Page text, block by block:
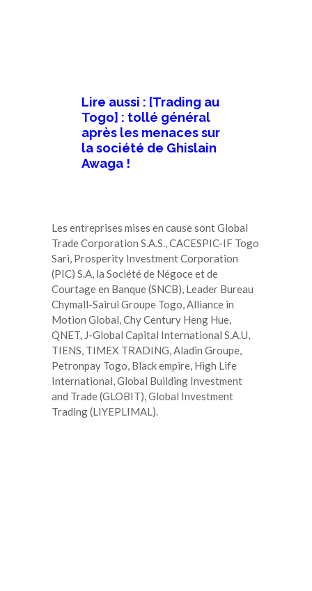
Lire aussi : [Trading au
Togo] : tollé général
après les menaces sur
la société de Ghislain
Awaga !
Les entreprises mises en cause sont Global
Trade Corporation S.A.S., CACESPIC-IF Togo
Sari, Prosperity Investment Corporation
(PIC) S.A, la Société de Négoce et de
Courtage en Banque (SNCB), Leader Bureau
Chymall-Sairui Groupe Togo, Alliance in
Motion Global, Chy Century Heng Hue,
QNET, J-Global Capital International S.A.U,
TIENS, TIMEX TRADING, Aladin Groupe,
Petronpay Togo, Black empire, High Life
International, Global Building Investment
and Trade (GLOBIT), Global Investment
Trading (LIYEPLIMAL).